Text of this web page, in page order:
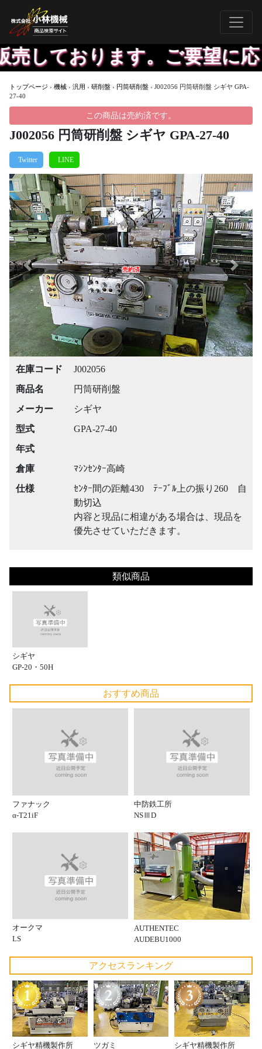
ております。ご要望に応
トップページ › 機械 › 汎用 › 研削盤 › 円筒研削盤 › J002056 円筒研削盤 シギヤ GPA-
27-40
この商品は売約済です。
J002056 円筒研削盤 シギヤ GPA-27-40
売約済
Previous Next
在庫コード
J002056
商品名
円筒研削盤
メーカー
シギヤ
型式
GPA-27-40
年式
倉庫
ﾏｼﾝｾﾝﾀｰ高崎
仕様
ｾﾝﾀｰ間の距離430 ﾃｰﾌﾞﾙ上の振り260 自
動切込
内容と現品に相違がある場合は、現品を
優先させていただきます。
類似商品
シギヤ
GP-20・50H
おすすめ商品
ファナック
α-T21iF
中防鉄工所
NSⅢD
オークマ
LS
AUTHENTEC
AUDEBU1000
アクセスランキング
シギヤ精機製作所 ツガミ シギヤ精機製作所